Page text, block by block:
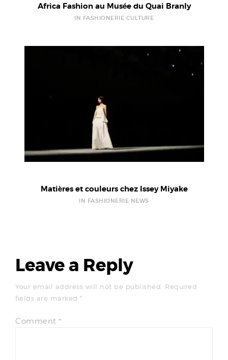
Africa Fashion au Musée du Quai Branly
IN FASHIONERIE CULTURE
Matières et couleurs chez Issey Miyake
IN FASHIONERIE NEWS
Leave a Reply
Your email address will not be published. Required
fields are marked *
Comment *